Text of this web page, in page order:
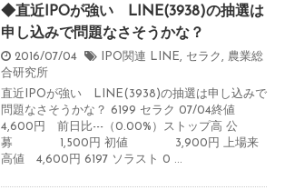
◆直近IPOが強い LINE(3938)の抽選は
申し込みで問題なさそうかな？
2016/07/04 IPO関連 LINE, セラク , 農業総
合研究所
直近IPOが強い LINE(3938)の抽選は申し込みで
問題なさそうかな？ 6199 セラク 07/04終値
4,600円 前日比---（0.00%）ストップ高 公
募 1,500円 初値 3,900円 上場来
高値 4,600円 6197 ソラスト 0 ...